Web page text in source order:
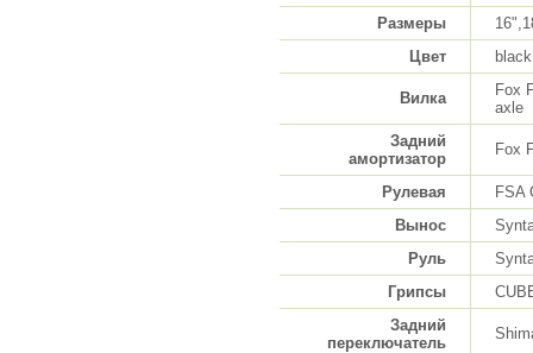
Размеры
Цвет
Вилка
Fox
axle
Задний
амортизатор
Fox
Рулевая
FSA
Вынос
Руль
Грипсы
Задний
переключатель